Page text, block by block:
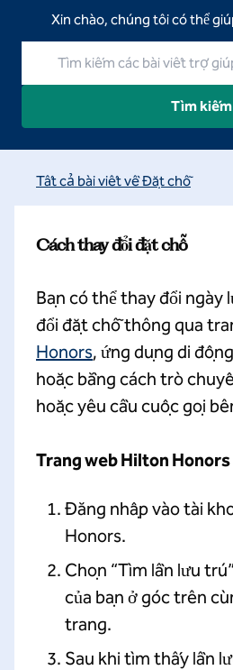
Xin chào, chúng tôi có thể
Tìm kiếm
Tất cả bài viết về Đặt chỗ
Cách thay đổi đặt chỗ
Bạn có thể thay đổi ngày
đổi đặt chỗ thông qua
Honors, ứng dụng di
hoặc bằng cách trò
hoặc yêu cầu cuộc gọi
Trang web Hilton Honors
Đăng nhập vào tài
Honors.
Chọn “Tìm lần lưu
của bạn ở góc trên
trang.
Sau khi tìm thấy lần